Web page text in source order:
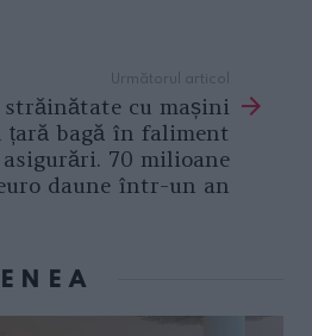
Următorul articol
cu mașini
țară bagă în faliment
70 milioane
daune într-un an